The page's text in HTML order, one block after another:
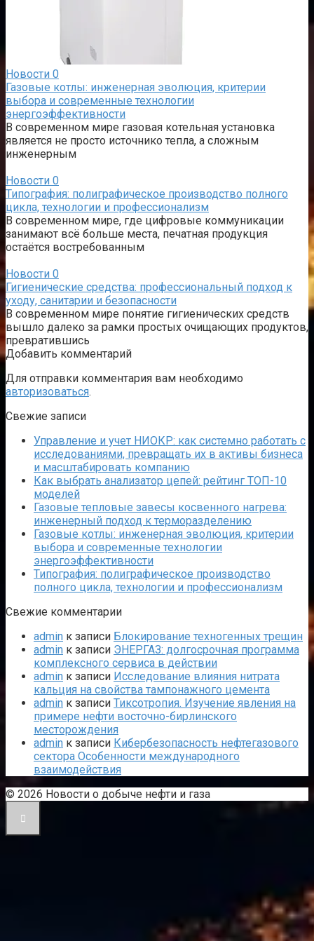
Новости 0
Газовые котлы: инженерная эволюция, критерии
выбора и современные технологии
энергоэффективности
В современном мире газовая котельная установка
является не просто источнико тепла, а сложным
инженерным
Новости 0
Типография: полиграфическое производство полного
цикла, технологии и профессионализм
В современном мире, где цифровые коммуникации
занимают всё больше места, печатная продукция
остаётся востребованным
Новости 0
Гигиенические средства: профессиональный подход к
уходу, санитарии и безопасности
В современном мире понятие гигиенических средств
вышло далеко за рамки простых очищающих продуктов,
превратившись
Добавить комментарий
Для отправки комментария вам необходимо
авторизоваться.
Свежие записи
Управление и учет НИОКР: как системно работать с
исследованиями, превращать их в активы бизнеса
и масштабировать компанию
Как выбрать анализатор цепей: рейтинг ТОП-10
моделей
Газовые тепловые завесы косвенного нагрева:
инженерный подход к терморазделению
Газовые котлы: инженерная эволюция, критерии
выбора и современные технологии
энергоэффективности
Типография: полиграфическое производство
полного цикла, технологии и профессионализм
Свежие комментарии
admin к записи Блокирование техногенных трещин
admin к записи ЭНЕРГАЗ: долгосрочная программа
комплексного сервиса в действии
admin к записи Исследование влияния нитрата
кальция на свойства тампонажного цемента
admin к записи Тиксотропия. Изучение явления на
примере нефти восточно-бирлинского
месторождения
admin к записи Кибербезопасность нефтегазового
сектора Особенности международного
взаимодействия
© 2026 Новости о добыче нефти и газа